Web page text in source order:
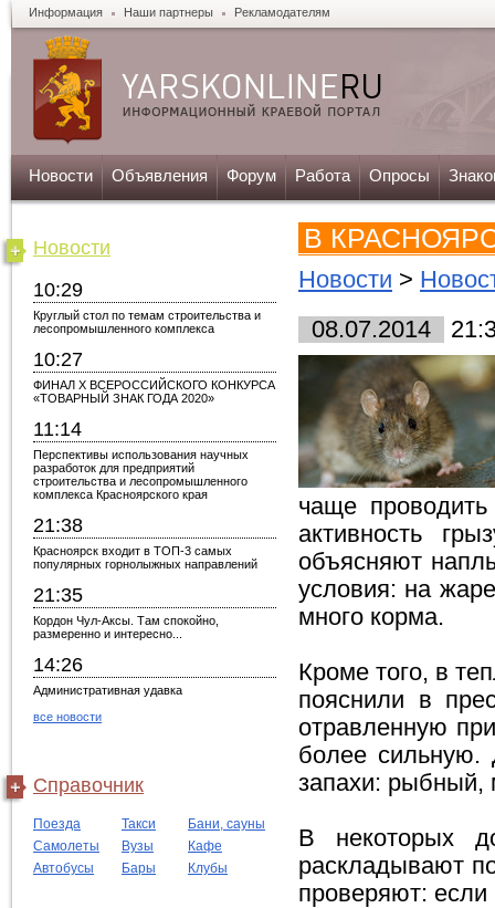
Информация Наши партнеры Рекламодателям
Новости Объявления Форум Работа Опросы
Новости
10:29
Круглый стол по темам строительства и
лесопромышленного комплекса
10:27
ФИНАЛ X ВСЕРОССИЙСКОГО КОНКУРСА
«ТОВАРНЫЙ ЗНАК ГОДА 2020»
11:14
Перспективы использования научных
разработок для предприятий
строительства и лесопромышленного
комплекса Красноярского края
21:38
Красноярск входит в ТОП-3 самых
популярных горнолыжных направлений
21:35
Кордон Чул-Аксы. Там спокойно,
размеренно и интересно...
14:26
Административная удавка
все новости
Справочник
Поезда Такси
Бани, сауны
Самолеты
Вузы
Кафе
Автобусы
Бары Клубы
В
Новости >
08.07.2014
чаще
активность
объясняют
условия: на
много корма.
Кроме того, в
пояснили в
отравленную
более сильную.
запахи: рыбный,
В некоторых
раскладывают
проверяют: если